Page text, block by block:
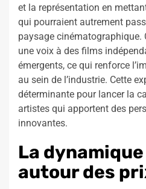
et la représentation en
qui pourraient autrement
paysage cinématographique.
une voix à des films
émergents, ce qui renforce
au sein de l’industrie. Cette
déterminante pour lancer la
artistes qui apportent des
innovantes.
La
autour des